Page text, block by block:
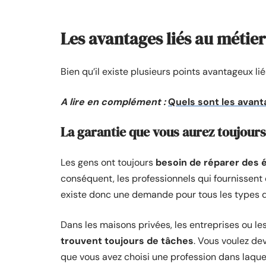
Les avantages liés au
Bien qu’il existe plusieurs points avantageux
A lire en complément :Quels sont les
La garantie que vous aurez
Les gens ont toujours besoin de réparer des
conséquent, les professionnels qui
existe donc une demande pour tous les types
Dans les maisons privées, les entreprises ou
trouvent toujours de tâches. Vous voulez
que vous avez choisi une profession dans